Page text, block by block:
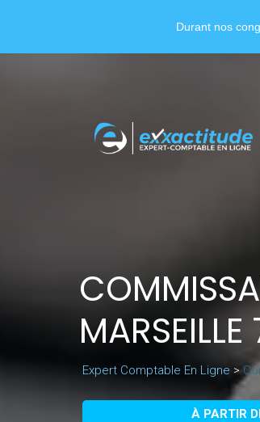
MARSEILLE
Expert Comptable En Ligne >
À PARTIR
Durant nos